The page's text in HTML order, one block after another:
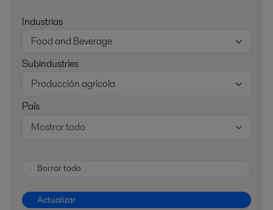
Industrias
Food and Beverage
Subindustries
Producción agrícola
País
Mostrar todo
Borrar todo
Actualizar